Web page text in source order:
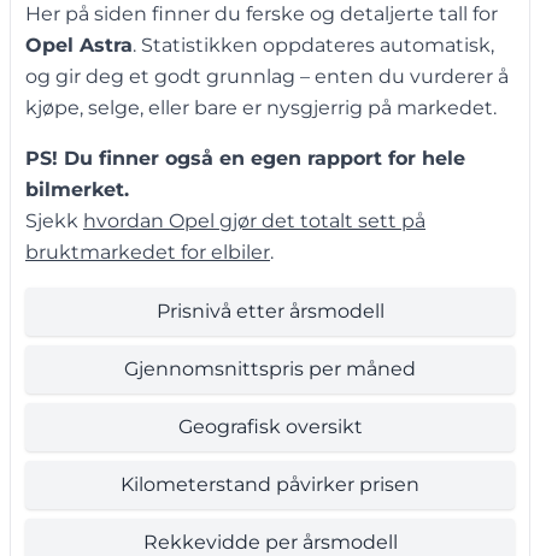
Her på siden finner du ferske og detaljerte tall for
Opel Astra. Statistikken oppdateres automatisk,
og gir deg et godt grunnlag – enten du vurderer å
kjøpe, selge, eller bare er nysgjerrig på markedet.
PS! Du finner også en egen rapport for hele
bilmerket.
Sjekk hvordan Opel gjør det totalt sett på
bruktmarkedet for elbiler.
Prisnivå etter årsmodell
Gjennomsnittspris per måned
Geografisk oversikt
Kilometerstand påvirker prisen
Rekkevidde per årsmodell